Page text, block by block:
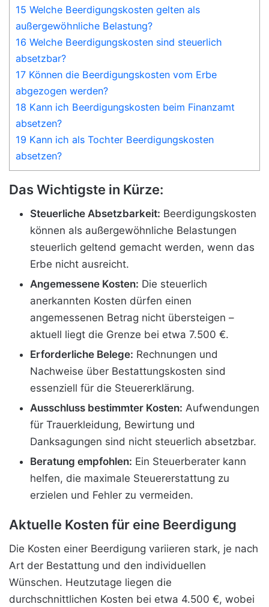
15 Welche Beerdigungskosten gelten als
außergewöhnliche Belastung?
16 Welche Beerdigungskosten sind steuerlich
absetzbar?
17 Können die Beerdigungskosten vom Erbe
abgezogen werden?
18 Kann ich Beerdigungskosten beim Finanzamt
absetzen?
19 Kann ich als Tochter Beerdigungskosten
absetzen?
Das Wichtigste in Kürze:
Steuerliche Absetzbarkeit: Beerdigungskosten
können als außergewöhnliche Belastungen
steuerlich geltend gemacht werden, wenn das
Erbe nicht ausreicht.
Angemessene Kosten: Die steuerlich
anerkannten Kosten dürfen einen
angemessenen Betrag nicht übersteigen –
aktuell liegt die Grenze bei etwa 7.500 €.
Erforderliche Belege: Rechnungen und
Nachweise über Bestattungskosten sind
essenziell für die Steuererklärung.
Ausschluss bestimmter Kosten: Aufwendungen
für Trauerkleidung, Bewirtung und
Danksagungen sind nicht steuerlich absetzbar.
Beratung empfohlen: Ein Steuerberater kann
helfen, die maximale Steuererstattung zu
erzielen und Fehler zu vermeiden.
Aktuelle Kosten für eine Beerdigung
Die Kosten einer Beerdigung variieren stark, je nach
Art der Bestattung und den individuellen
Wünschen. Heutzutage liegen die
durchschnittlichen Kosten bei etwa 4.500 €, wobei